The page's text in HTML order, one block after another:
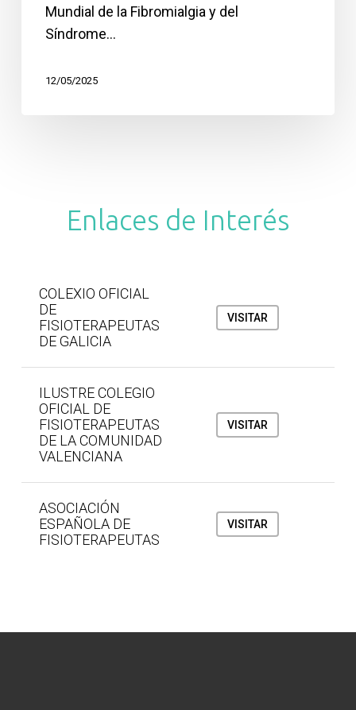
para
visibilizar
Mundial de la Fibromialgia y del
Síndrome…
12/05/2025
Enlaces de Interés
COLEXIO OFICIAL
DE
FISIOTERAPEUTAS
DE GALICIA
VISITAR
ILUSTRE COLEGIO
OFICIAL DE
FISIOTERAPEUTAS
DE LA COMUNIDAD
VALENCIANA
VISITAR
ASOCIACIÓN
ESPAÑOLA DE
FISIOTERAPEUTAS
VISITAR